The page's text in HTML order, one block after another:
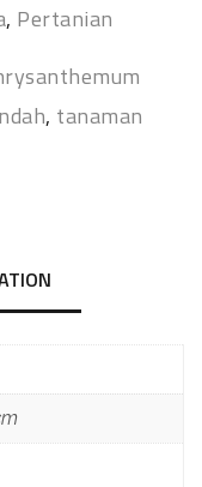
, Pertanian
, tanaman